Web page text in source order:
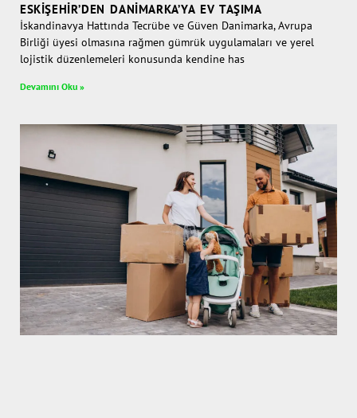
ESKIŞEHIR’DEN DANIMARKA’YA EV TAŞIMA
İskandinavya Hattında Tecrübe ve Güven Danimarka, Avrupa
Birliği üyesi olmasına rağmen gümrük uygulamaları ve yerel
lojistik düzenlemeleri konusunda kendine has
Devamını Oku »